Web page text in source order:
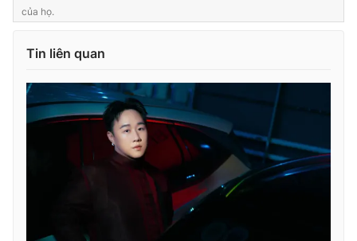
của họ.
Tin liên quan